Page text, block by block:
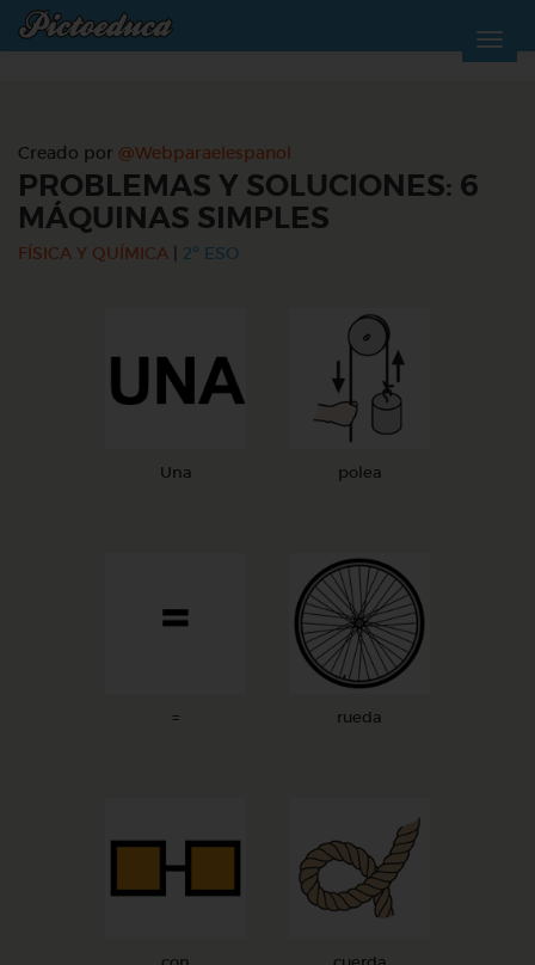
Creado por @Webparaelespanol
PROBLEMAS Y SOLUCIONES: 6
MÁQUINAS SIMPLES
FÍSICA Y QUÍMICA 2º ESO
Una polea
= rueda